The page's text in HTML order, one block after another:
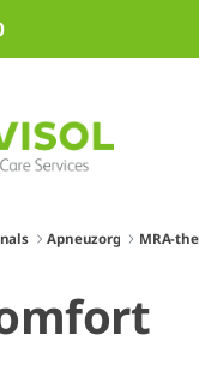
gaan
Apneuzorg MRA-